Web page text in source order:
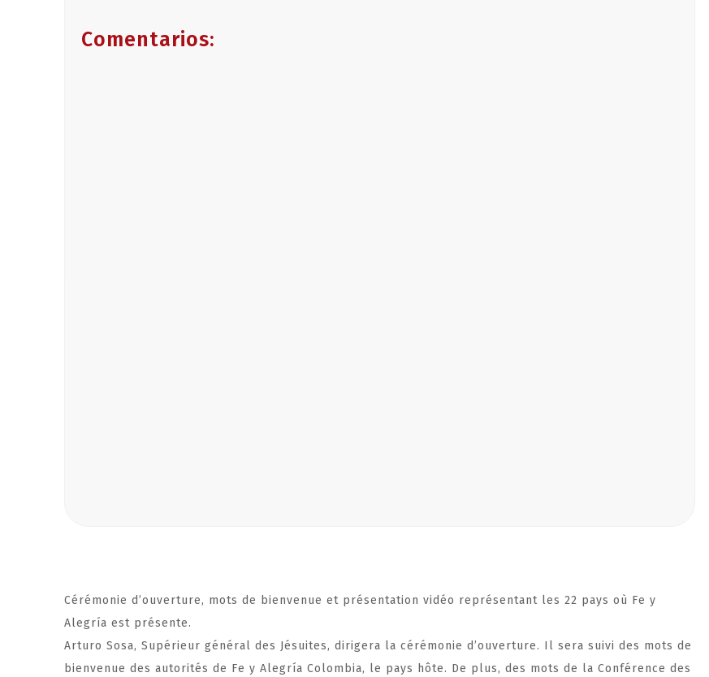
Comentarios:
Cérémonie d’ouverture, mots de bienvenue et présentation vidéo représentant les 22 pays où Fe y
Alegría est présente.
Arturo Sosa, Supérieur général des Jésuites, dirigera la cérémonie d’ouverture. Il sera suivi des mots de
bienvenue des autorités de Fe y Alegría Colombia, le pays hôte. De plus, des mots de la Conférence des